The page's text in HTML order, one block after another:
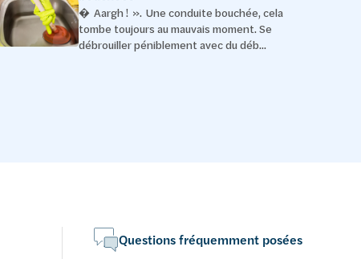
� Aargh ! ». Une conduite bouchée, cela
tombe toujours au mauvais moment. Se
débrouiller péniblement avec du déb...
Questions fréquemment posées